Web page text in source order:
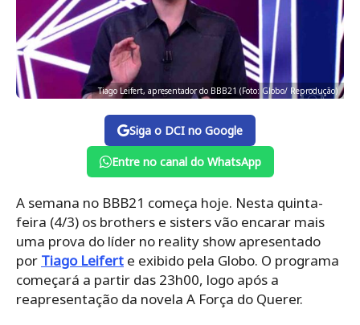
Tiago Leifert, apresentador do BBB21 (Foto: Globo/ Reprodução)
Siga o DCI no Google
Entre no canal do WhatsApp
A semana no BBB21 começa hoje. Nesta quinta-
feira (4/3) os brothers e sisters vão encarar mais
uma prova do líder no reality show apresentado
por Tiago Leifert e exibido pela Globo. O programa
começará a partir das 23h00, logo após a
reapresentação da novela A Força do Querer.